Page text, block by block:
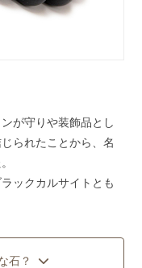
が守りや装飾品とし
られたことから、名
ックカルサイトとも
石？